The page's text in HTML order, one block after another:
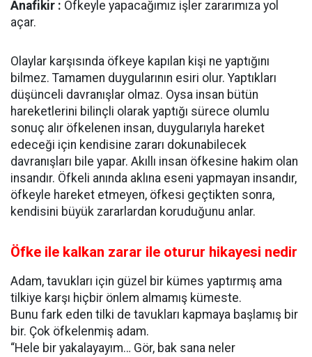
Anafikir : Öfkeyle yapacağımız işler zararımıza yol
açar.
Olaylar karşısında öfkeye kapılan kişi ne yaptığını
bilmez. Tamamen duygularının esiri olur. Yaptıkları
düşünceli davranışlar olmaz. Oysa insan bütün
hareketlerini bilinçli olarak yaptığı sürece olumlu
sonuç alır öfkelenen insan, duygularıyla hareket
edeceği için kendisine zararı dokunabilecek
davranışları bile yapar. Akıllı insan öfkesine hakim olan
insandır. Öfkeli anında aklına eseni yapmayan insandır,
öfkeyle hareket etmeyen, öfkesi geçtikten sonra,
kendisini büyük zararlardan koruduğunu anlar.
Öfke ile kalkan zarar ile oturur hikayesi nedir
Adam, tavukları için güzel bir kümes yap­tırmış ama
tilkiye karşı hiçbir önlem almamış kümeste.
Bunu fark eden tilki de tavukları kapmaya başlamış bir
bir. Çok öfkelenmiş adam.
“Hele bir yakalayayım… Gör, bak sana neler